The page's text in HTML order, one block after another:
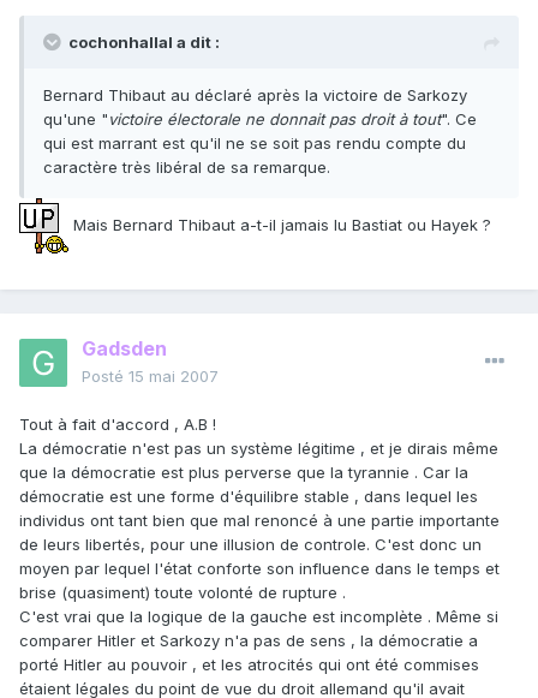
cochonhallal a dit :
Bernard Thibaut au déclaré après la victoire de Sarkozy
qu'une "victoire électorale ne donnait pas droit à tout". Ce
qui est marrant est qu'il ne se soit pas rendu compte du
caractère très libéral de sa remarque.
Mais Bernard Thibaut a-t-il jamais lu Bastiat ou Hayek ?
Gadsden
Posté 15 mai 2007
Tout à fait d'accord , A.B !
La démocratie n'est pas un système légitime , et je dirais même
que la démocratie est plus perverse que la tyrannie . Car la
démocratie est une forme d'équilibre stable , dans lequel les
individus ont tant bien que mal renoncé à une partie importante
de leurs libertés, pour une illusion de controle. C'est donc un
moyen par lequel l'état conforte son influence dans le temps et
brise (quasiment) toute volonté de rupture .
C'est vrai que la logique de la gauche est incomplète . Même si
comparer Hitler et Sarkozy n'a pas de sens , la démocratie a
porté Hitler au pouvoir , et les atrocités qui ont été commises
étaient légales du point de vue du droit allemand qu'il avait